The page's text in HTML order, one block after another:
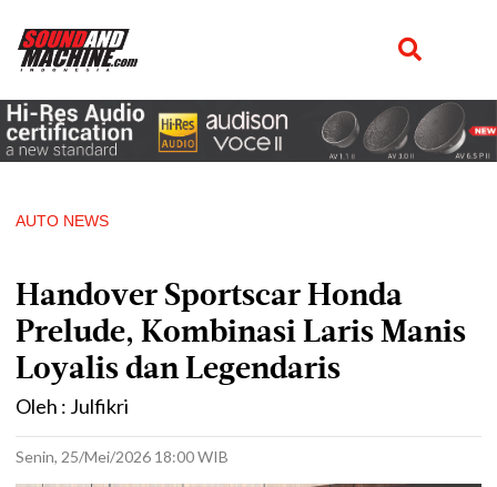
AUTO NEWS
Handover Sportscar Honda
Prelude, Kombinasi Laris Manis
Loyalis dan Legendaris
Oleh : Julfikri
Senin, 25/Mei/2026 18:00 WIB